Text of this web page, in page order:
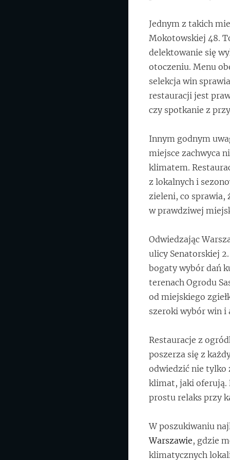
Jednym z takich
Mokotowskiej 48.
delektowanie się
otoczeniu. Menu
selekcja win
restauracji jest
czy spotkanie z
Innym godnym
miejsce zachwyca
klimatem.
z lokalnych i
zieleni, co sprawia,
w prawdziwej
Odwiedzając
ulicy Senatorskiej
bogaty wybór dań
terenach Ogrodu
od miejskiego
szeroki wybór win i
Restauracje z
poszerza się z
odwiedzić nie tylko
klimat, jaki oferują.
prostu relaks przy
W poszukiwaniu
Warszawie, gdzie
klimatycznych